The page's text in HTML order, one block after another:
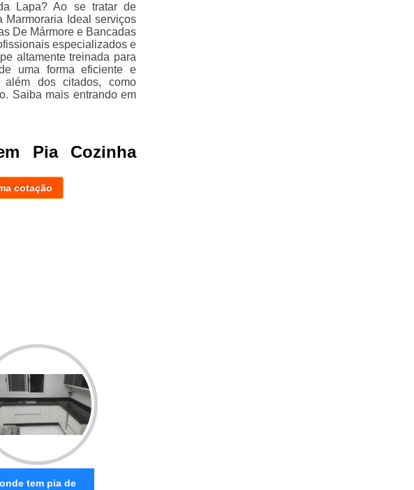
Lapa? Ao se tratar de
Marmoraria Ideal serviços
De Mármore e Bancadas
especializados e
altamente treinada para
uma forma eficiente e
além dos citados, como
Saiba mais entrando em
Pia Cozinha
cotação
onde tem pia de